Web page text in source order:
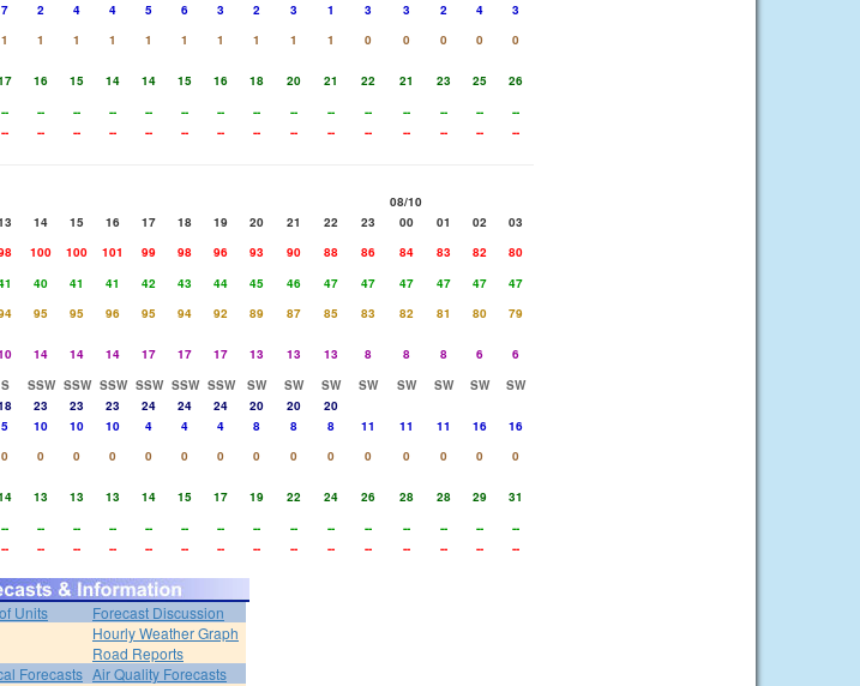
7 2 4 4 5 6 3 2 3 1 3 3 2 4
3
1 1 1 1 1 1 1 1 1 1 0 0 0 0
0
16 15 14 14 15 16 18 20 21 22 21 23 25
26
-- -- -- -- -- -- -- -- -- -- -- -- -- --
--
-- -- -- -- -- -- -- -- -- -- -- -- -- -- --
08/10
14 15 16 17 18 19 20 21 22 23 00 01 02
03
100 100 101 99 98 96 93 90 88 86 84 83 82
80
40 41 41 42 43 44 45 46 47 47 47 47 47
47
95 95 96 95 94 92 89 87 85 83 82 81 80
79
14 14 14 17 17 17 13 13 13 8 8 8 6
6
S SSW SSW SSW SSW SSW SSW SW SW SW SW SW SW SW
SW
23 23 23 24 24 24 20 20
20
5 10 10 10 4 4 4 8 8 8 11 11 11 16
16
0 0 0 0 0 0 0 0 0 0 0 0 0 0
0
13 13 13 14 15 17 19 22 24 26 28 28 29
31
-- -- -- -- -- -- -- -- -- -- -- -- -- --
--
-- -- -- -- -- -- -- -- -- -- -- -- -- -- --
Units
Forecast Discussion
Hourly Weather Graph
Road Reports
Forecasts Air Quality Forecasts